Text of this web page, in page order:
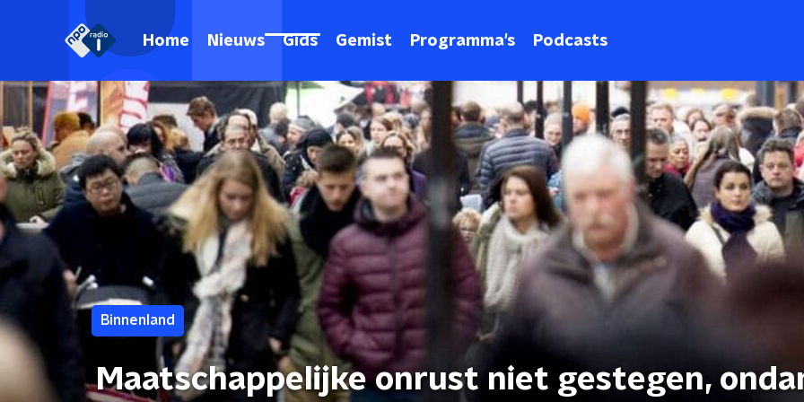
Home Nieuws Gids Gemist Programma's Podcasts
Binnenland
Maatschappelijke onrust niet gestegen,